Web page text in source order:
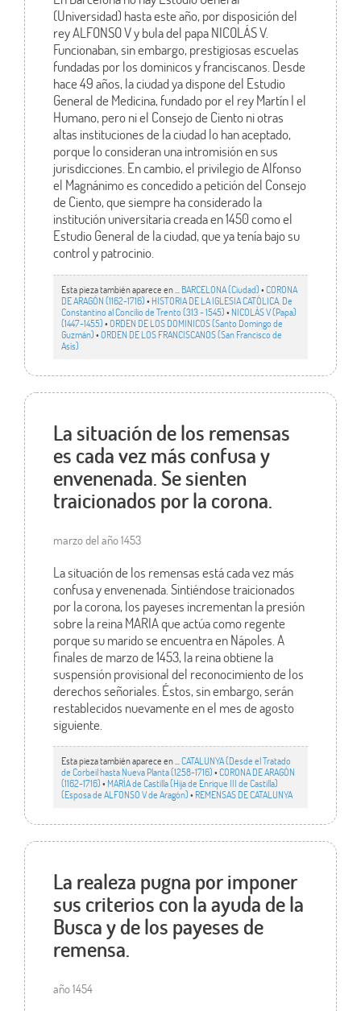
(Universidad) hasta este año, por disposición del
rey ALFONSO V y bula del papa NICOLÁS V.
Funcionaban, sin embargo, prestigiosas escuelas
fundadas por los dominicos y franciscanos. Desde
hace 49 años, la ciudad ya dispone del Estudio
General de Medicina, fundado por el rey Martín I el
Humano, pero ni el Consejo de Ciento ni otras
altas instituciones de la ciudad lo han aceptado,
porque lo consideran una intromisión en sus
jurisdicciones. En cambio, el privilegio de Alfonso
el Magnánimo es concedido a petición del Consejo
de Ciento, que siempre ha considerado la
institución universitaria creada en 1450 como el
Estudio General de la ciudad, que ya tenía bajo su
control y patrocinio.
Esta pieza también aparece en ... BARCELONA (Ciudad)•CORONA
DE ARAGÓN (1162-1716)• HISTORIA DE LA IGLESIA CATÓLICA. De
Constantino al Concilio de Trento (313 - 1545)• NICOLÁS V (Papa)
(1447-1455)•ORDEN DE LOS DOMINICOS (Santo Domingo de
Guzmán)•ORDEN DE LOS FRANCISCANOS (San Francisco de
Asís)
La situación de los remensas
es cada vez más confusa y
envenenada. Se sienten
traicionados por la corona.
marzo del año 1453
La situación de los remensas está cada vez más
confusa y envenenada. Sintiéndose traicionados
por la corona, los payeses incrementan la presión
sobre la reina MARIA que actúa como regente
porque su marido se encuentra en Nápoles. A
finales de marzo de 1453, la reina obtiene la
suspensión provisional del reconocimiento de los
derechos señoriales. Éstos, sin embargo, serán
restablecidos nuevamente en el mes de agosto
siguiente.
Esta pieza también aparece en ... CATALUNYA (Desde el Tratado
de Corbeil hasta Nueva Planta (1258-1716)•CORONA DE ARAGÓN
(1162-1716)• MARÍA de Castilla (Hija de Enrique III de Castilla)
(Esposa de ALFONSO V de Aragón)• REMENSAS DE CATALUNYA
La realeza pugna por imponer
sus criterios con la ayuda de la
Busca y de los payeses de
remensa.
año 1454